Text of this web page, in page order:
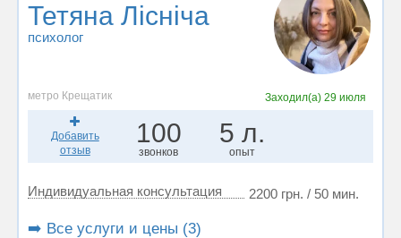
Тетяна Лісніча
психолог
метро Крещатик Заходил(а)29 июля
Добавить
отзыв
100
звонков
5 л.
опыт
Индивидуальная консультация 2200 грн. / 50 мин.
➡️ Все услуги и цены (3)